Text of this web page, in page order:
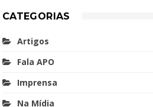
CATEGORIAS
Artigos
Fala APO
Imprensa
Na Mídia